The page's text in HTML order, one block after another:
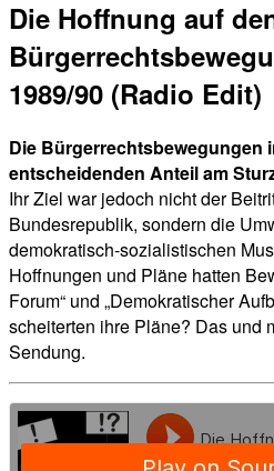
Die Hoffnung auf
1989/90 (Radio Edit)
Die Bürgerrechtsbewegungen
entscheidenden Anteil am
Ihr Ziel war jedoch nicht der
Bundesrepublik, sondern die
demokratisch-sozialistischen
Hoffnungen und Pläne hatten
Forum“ und „Demokratischer
scheiterten ihre Pläne? Das und
Sendung.